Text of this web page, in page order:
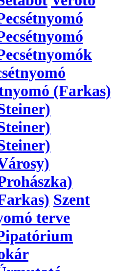
(Farkas)
Szent
terve